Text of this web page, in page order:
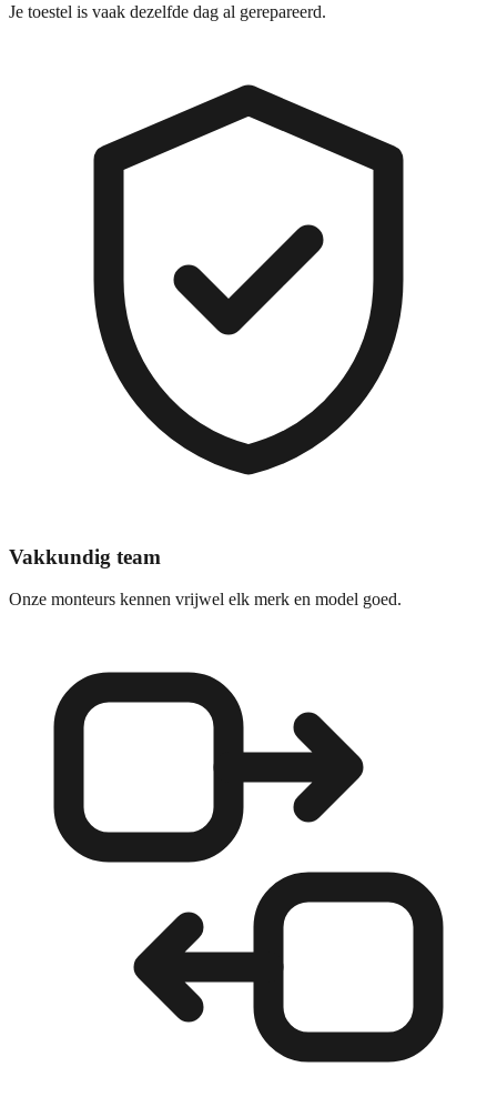
Je toestel is vaak dezelfde dag al gerepareerd.
Vakkundig team
Onze monteurs kennen vrijwel elk merk en model goed.